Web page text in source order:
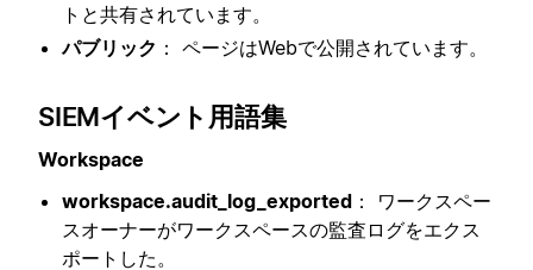
トと共有されています。
パブリック ： ページはWebで公開されています。
SIEMイベント用語集
Workspace
workspace.audit_log_exported ： ワークスペー
スオーナーがワークスペースの監査ログをエクス
ポートした。